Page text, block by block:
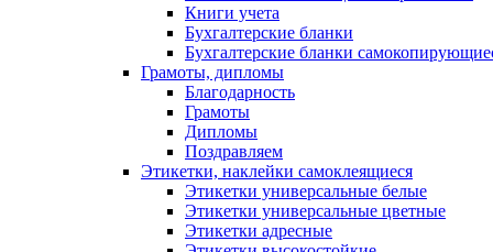
Книги учета
Бухгалтерские бланки
Бухгалтерские бланки
Грамоты, дипломы
Благодарность
Грамоты
Дипломы
Поздравляем
Этикетки, наклейки самоклеящиеся
Этикетки универсальные белые
Этикетки универсальные цветные
Этикетки адресные